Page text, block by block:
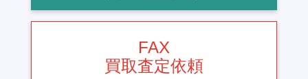
FAX
買取査定依頼